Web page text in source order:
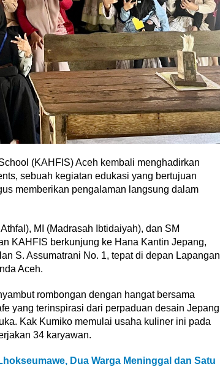
(KAHFIS) Aceh kembali menghadirkan
sebuah kegiatan edukasi yang bertujuan
memberikan pengalaman langsung dalam
MI (Madrasah Ibtidaiyah), dan SM
KAHFIS berkunjung ke Hana Kantin Jepang,
S. Assumatrani No. 1, tepat di depan Lapangan
Aceh.
rombongan dengan hangat bersama
yang terinspirasi dari perpaduan desain Jepang
Kak Kumiko memulai usaha kuliner ini pada
34 karyawan.
Dua Warga Meninggal dan Satu